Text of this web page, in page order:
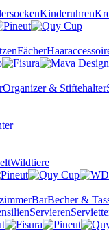
Kinderuhren
Fächer
Organizer & Stiftehalter
Wildtiere
BarBecher &
Servieren